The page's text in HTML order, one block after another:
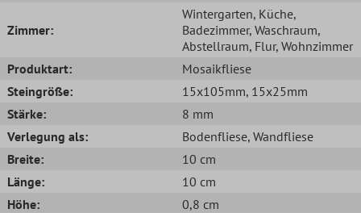
Zimmer:
Wintergarten, Küche,
Badezimmer, Waschraum,
Abstellraum, Flur, Wohnzimmer
Produktart:
Mosaikfliese
Steingröße:
15x105mm, 15x25mm
Stärke:
8 mm
Verlegung als:
Bodenfliese, Wandfliese
Breite:
10 cm
Länge:
10 cm
Höhe:
0,8 cm